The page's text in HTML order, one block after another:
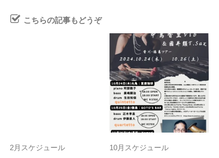
こちらの記事もどうぞ
2月スケジュール 10月スケジュール